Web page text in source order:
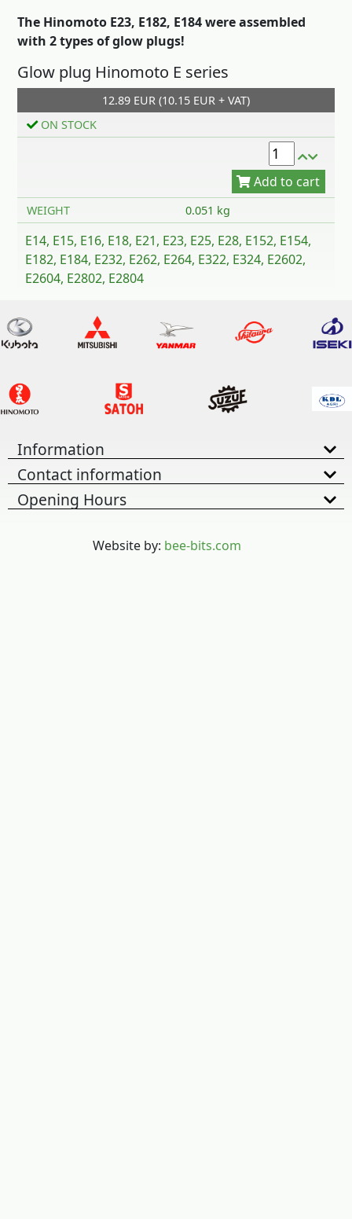
The Hinomoto E23, E182, E184 were assembled
with 2 types of glow plugs!
Glow plug Hinomoto E series
12.89 EUR (10.15 EUR + VAT)
ON STOCK
Add to cart
WEIGHT 0.051 kg
E14, E15, E16, E18, E21, E23, E25, E28, E152, E154,
E182, E184, E232, E262, E264, E322, E324, E2602,
E2604, E2802, E2804
Information
Contact information
Opening Hours
Website by: bee-bits.com